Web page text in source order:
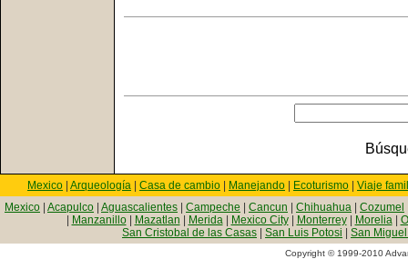
Mexico Arqueología Casa de cambio Manejando Ecoturismo
Viaje
Mexico Acapulco Aguascalientes Campeche Cancun Chihuahua Cozumel
Manzanillo| Mazatlan Merida| Mexico City| Monterrey| Morelia|
San Cristobal de las Casas
San Luis Potosi San
Copyright © 1999-2010